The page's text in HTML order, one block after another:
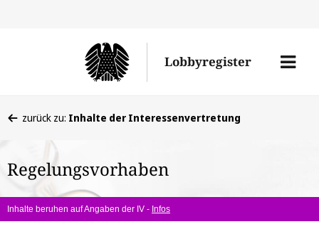
den
Lobbyregister
Menü
befinden
hier:
zurück zu: Inhalte der Interessenvertretung
Regelungsvorhaben
Inhalte beruhen auf Angaben der IV - Infos